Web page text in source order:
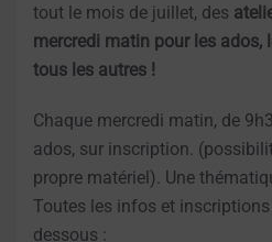
tout le mois de juillet, des
mercredi matin pour les ados,
tous les autres !
Chaque mercredi matin, de
ados, sur inscription.
propre matériel). Une
Toutes les infos et
dessous :